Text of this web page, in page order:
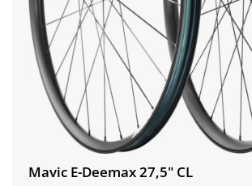
Mavic E-Deemax 27,5" CL